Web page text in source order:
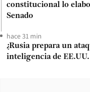
constitucional lo
Senado
hace 31 min
¿Rusia prepara un
inteligencia de